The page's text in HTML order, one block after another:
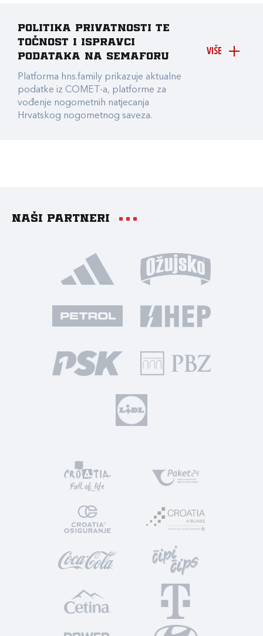
VIŠE
Politika privatnosti te
točnost i ispravci
podataka na Semaforu
Platforma hns.family prikazuje aktualne
podatke iz COMET-a, platforme za
vođenje nogometnih natjecanja
Hrvatskog nogometnog saveza.
Naši partneri